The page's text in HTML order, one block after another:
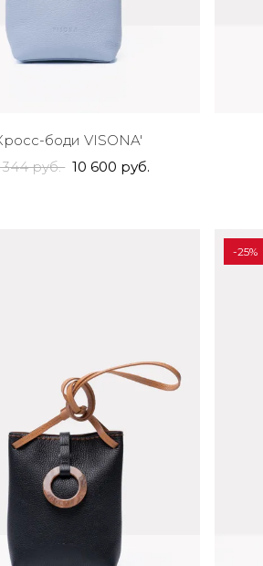
боди VISONA'
344 руб. 10 600 руб.
-25%